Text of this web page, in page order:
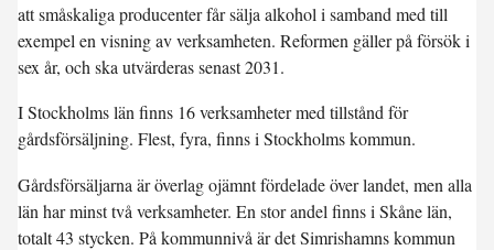
att småskaliga producenter får sälja alkohol i samband med till
exempel en visning av verksamheten. Reformen gäller på försök i
sex år, och ska utvärderas senast 2031.
I Stockholms län finns 16 verksamheter med tillstånd för
gårdsförsäljning. Flest, fyra, finns i Stockholms kommun.
Gårdsförsäljarna är överlag ojämnt fördelade över landet, men alla
län har minst två verksamheter. En stor andel finns i Skåne län,
totalt 43 stycken. På kommunnivå är det Simrishamns kommun